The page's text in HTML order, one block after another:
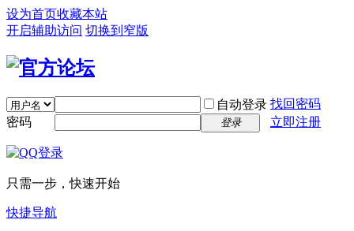
设为首页收藏本站
开启辅助访问 切换到窄版
自动登录 找回密码
密码
登录 立即注册
只需一步，快速开始
快捷导航